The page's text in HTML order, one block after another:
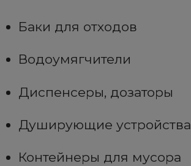
Баки для отходов
Водоумягчители
Диспенсеры, дозаторы
Душирующие устройства
Контейнеры для мусора